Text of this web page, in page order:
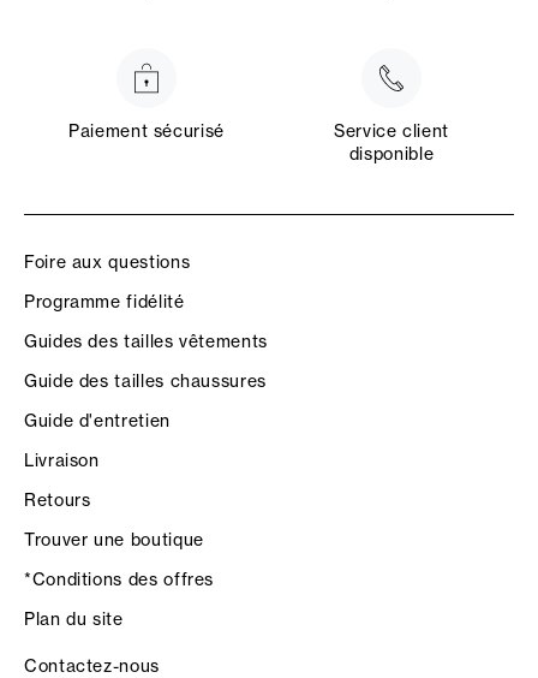
Paiement sécurisé
Service client
disponible
Foire aux questions
Programme fidélité
Guides des tailles vêtements
Guide des tailles chaussures
Guide d'entretien
Livraison
Retours
Trouver une boutique
*Conditions des offres
Plan du site
Contactez-nous